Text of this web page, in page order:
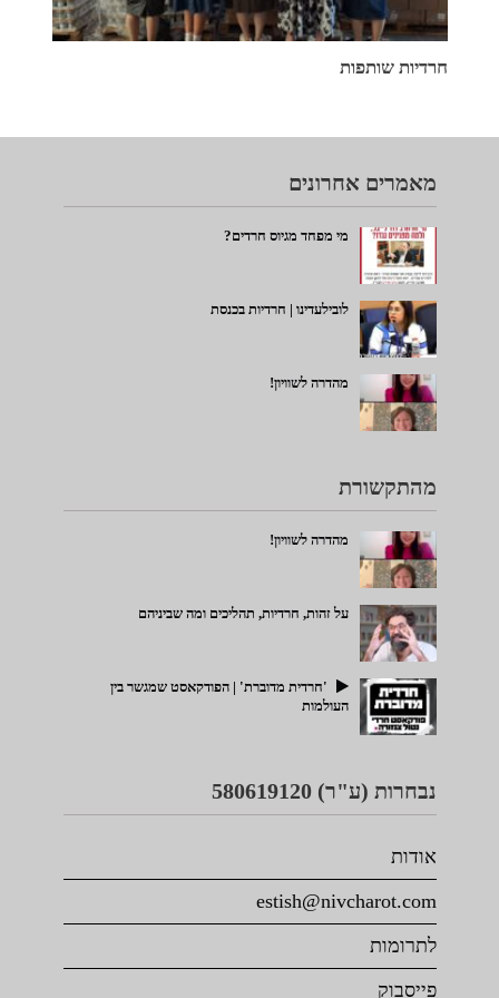
חרדיות שותפות
מאמרים אחרונים
מי מפחד מגיוס חרדים?
לובילעדינו | חרדיות בכנסת
מהדרה לשוויון!
מהתקשורת
מהדרה לשוויון!
על זהות, חרדיות, תהליכים ומה שביניהם
'חרדית מדוברת' | הפודקאסט שמגשר בין
העולמות
נבחרות (ע"ר) 580619120
אודות
estish@nivcharot.com
לתרומות
פייסבוק